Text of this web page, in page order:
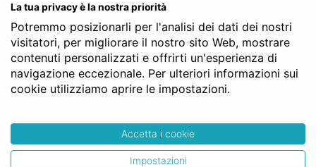
Appuntamenti Online - Aperti
Ora | Notaio per:
Apertura - Costituzione SRL
Apertura - Costituzione SRL Online
Apertura - Costituzione SPA
Prezzo Notaio Italia: Costituzione
Società di Capitali
La tua privacy è la nostra priorità
Potremmo posizionarli per l'analisi dei dati dei nostri
visitatori, per migliorare il nostro sito Web, mostrare
contenuti personalizzati e offrirti un'esperienza di
navigazione eccezionale. Per ulteriori informazioni sui
cookie utilizziamo aprire le impostazioni.
Accetta i cookie
Impostazioni